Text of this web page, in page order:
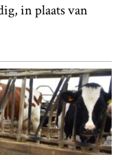
in plaats van